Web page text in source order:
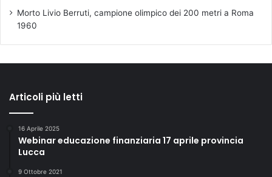
Morto Livio Berruti, campione olimpico dei 200 metri a Roma
1960
Articoli più letti
16 Aprile 2025
Webinar educazione finanziaria 17 aprile provincia
Lucca
9 Ottobre 2021